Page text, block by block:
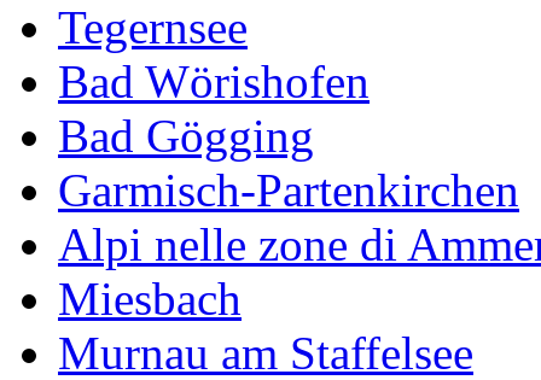
Tegernsee
Bad Wörishofen
Bad Gögging
Garmisch-Partenkirchen
Alpi nelle zone di
Miesbach
Murnau am Staffelsee